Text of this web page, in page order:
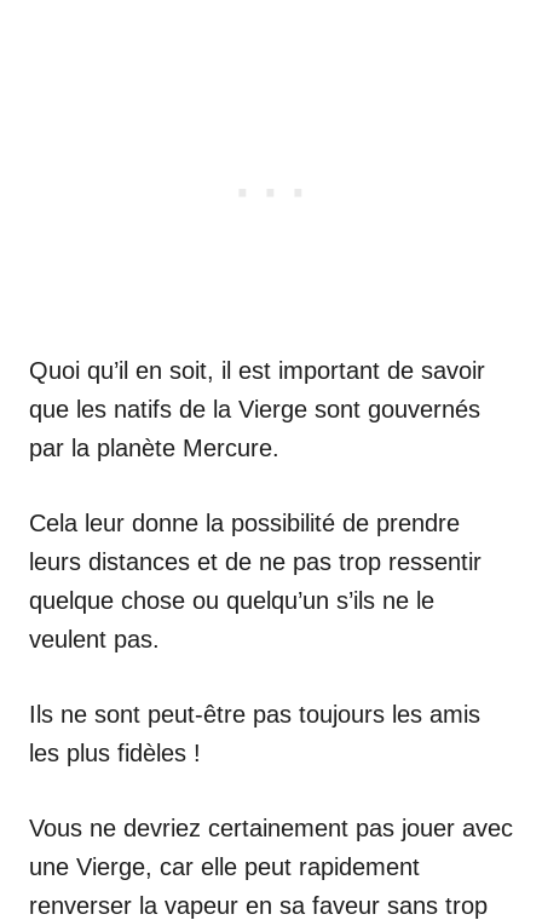
Quoi qu’il en soit, il est important de savoir
que les natifs de la Vierge sont gouvernés
par la planète Mercure.
Cela leur donne la possibilité de prendre
leurs distances et de ne pas trop ressentir
quelque chose ou quelqu’un s’ils ne le
veulent pas.
Ils ne sont peut-être pas toujours les amis
les plus fidèles !
Vous ne devriez certainement pas jouer avec
une Vierge, car elle peut rapidement
renverser la vapeur en sa faveur sans trop